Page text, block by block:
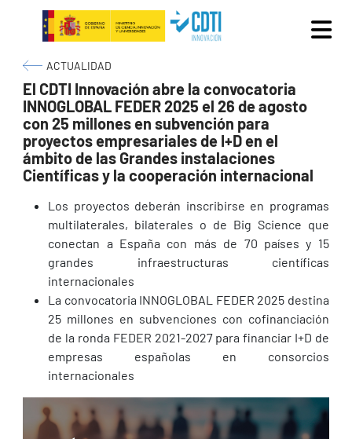
Pasar al contenido principal
Ruta de navegación
ACTUALIDAD
El CDTI Innovación abre la convocatoria
INNOGLOBAL FEDER 2025 el 26 de agosto
con 25 millones en subvención para
proyectos empresariales de I+D en el
ámbito de las Grandes instalaciones
Científicas y la cooperación internacional
Los proyectos deberán inscribirse en programas
multilaterales, bilaterales o de Big Science que
conectan a España con más de 70 países y 15
grandes infraestructuras científicas
internacionales
La convocatoria INNOGLOBAL FEDER 2025 destina
25 millones en subvenciones con cofinanciación
de la ronda FEDER 2021-2027 para financiar I+D de
empresas españolas en consorcios
internacionales